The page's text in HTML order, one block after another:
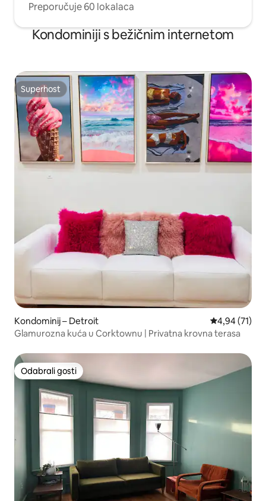
Preporučuje 60 lokalaca
Kondominiji s bežičnim internetom
Superhost
Superhost
Kondominij – Detroit Prosječna
4,94 (71)
Glamurozna kuća u Corktownu | Privatna krovna terasa
Odabrali gosti
Odabrali gosti